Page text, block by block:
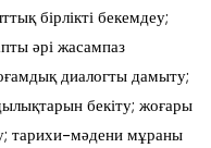
бірлікті бекемдеу;
әрі жасампаз
диалогты дамыту;
бекіту; жоғары
тарихи-мәдени мұраны